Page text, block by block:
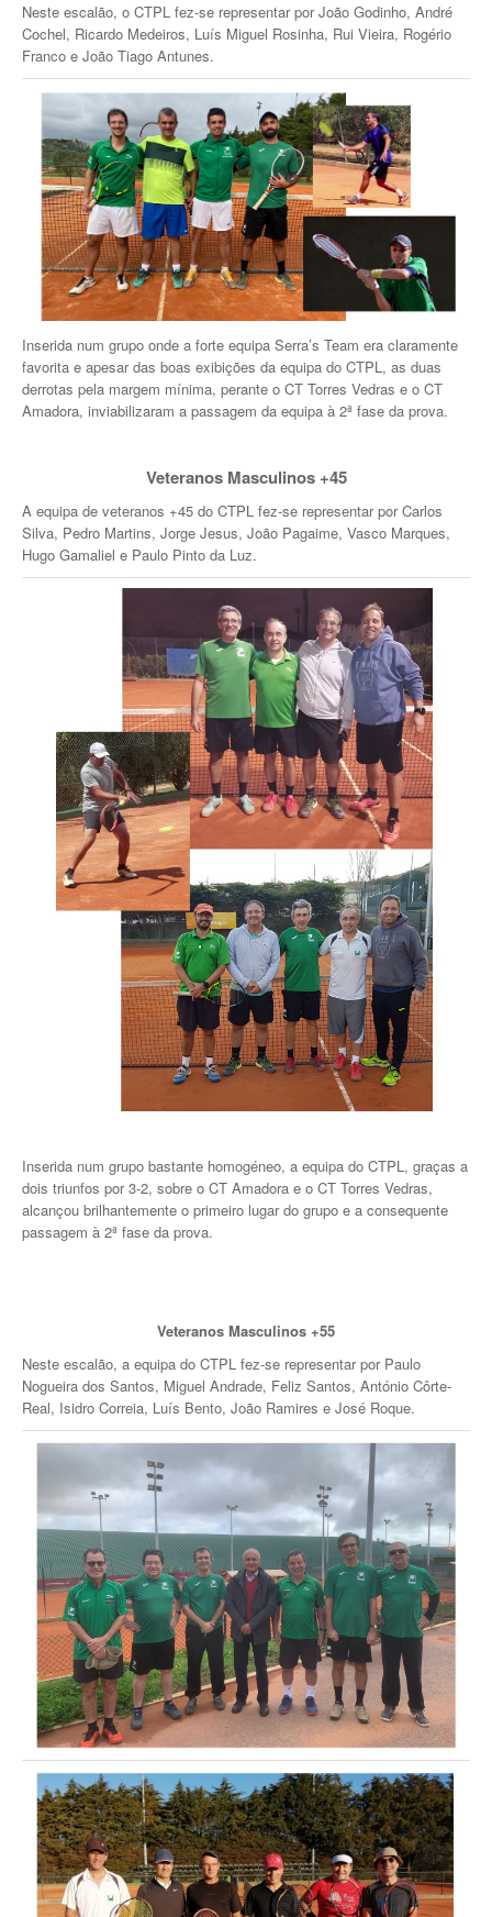
Neste escalão, o CTPL fez-se representar por João Godinho, André
Cochel, Ricardo Medeiros, Luís Miguel Rosinha, Rui Vieira, Rogério
Franco e João Tiago Antunes.
Inserida num grupo onde a forte equipa Serra’s Team era claramente
favorita e apesar das boas exibições da equipa do CTPL, as duas
derrotas pela margem mínima, perante o CT Torres Vedras e o CT
Amadora, inviabilizaram a passagem da equipa à 2ª fase da prova.
Veteranos Masculinos +45
A equipa de veteranos +45 do CTPL fez-se representar por Carlos
Silva, Pedro Martins, Jorge Jesus, João Pagaime, Vasco Marques,
Hugo Gamaliel e Paulo Pinto da Luz.
Inserida num grupo bastante homogéneo, a equipa do CTPL, graças a
dois triunfos por 3-2, sobre o CT Amadora e o CT Torres Vedras,
alcançou brilhantemente o primeiro lugar do grupo e a consequente
passagem à 2ª fase da prova.
Veteranos Masculinos +55
Neste escalão, a equipa do CTPL fez-se representar por Paulo
Nogueira dos Santos, Miguel Andrade, Feliz Santos, António Côrte-
Real, Isidro Correia, Luís Bento, João Ramires e José Roque.